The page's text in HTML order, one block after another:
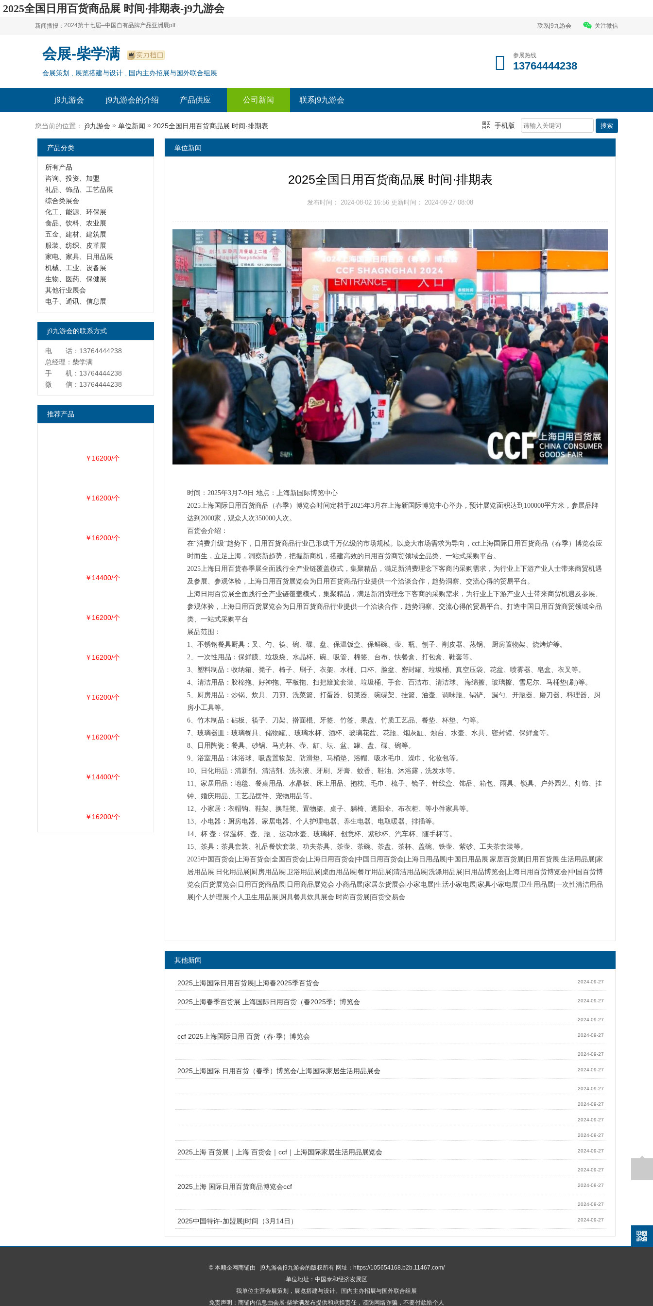
2025全国日用百货商品展 时间·排期表-j9九游会
新闻播报：
2024上海自有品牌展--百货展|食品展 零售展|oem展
2024全球自有--品牌产品亚洲展（plf）
2024上海自有品牌展--2024上海oem 贴牌代加工展
2024第十七届--中国自有品牌产品亚洲展plf
2024全球自有--品牌产品亚洲展（plf）
2024年上海--第17届自有品牌展
联系j9九游会 关注微信
会展-柴学满
会展策划 , 展览搭建与设计 , 国内主办招展与国外联合组展
参展热线
13764444238
j9九游会 j9九游会的介绍 产品供应 公司新闻 联系j9九游会
您当前的位置： j9九游会 » 单位新闻 » 2025全国日用百货商品展 时间·排期表 手机版
单位新闻
2025全国日用百货商品展 时间·排期表
发布时间： 2024-08-02 16:56 更新时间： 2024-09-27 08:08
时间：2025年3月7-9日 地点：上海新国际博览中心
2025上海国际日用百货商品（春季）博览会时间定档于2025年3月在上海新国际博览中心举办，预计展览面积达到100000平方米，参展品牌
达到2000家，观众人次350000人次。
百货会介绍：
在“消费升级”趋势下，日用百货商品行业已形成千万亿级的市场规模。以庞大市场需求为导向，ccf上海国际日用百货商品（春季）博览会应
时而生，立足上海，洞察新趋势，把握新商机，搭建高效的日用百货商贸领域全品类、一站式采购平台。
2025上海日用百货春季展全面践行全产业链覆盖模式，集聚精品，满足新消费理念下客商的采购需求，为行业上下游产业人士带来商贸机遇
及参展、参观体验，上海日用百货展览会为日用百货商品行业提供一个洽谈合作，趋势洞察、交流心得的贸易平台。
上海日用百货展全面践行全产业链覆盖模式，集聚精品，满足新消费理念下客商的采购需求，为行业上下游产业人士带来商贸机遇及参展、
参观体验，上海日用百货展览会为日用百货商品行业提供一个洽谈合作，趋势洞察、交流心得的贸易平台。打造中国日用百货商贸领域全品
类、一站式采购平台
展品范围：
1、不锈钢餐具厨具：叉、勺、筷、碗、碟、盘、保温饭盒、保鲜碗、壶、瓶、刨子、削皮器、蒸锅、 厨房置物架、烧烤炉等。
2、一次性用品：保鲜膜、垃圾袋、水晶杯、碗、吸管、棉签、台布、快餐盒、打包盒、鞋套等。
3、塑料制品：收纳箱、凳子、椅子、刷子、衣架、水桶、口杯、脸盆、密封罐、垃圾桶、真空压袋、花盆、喷雾器、皂盒、衣叉等。
4、清洁用品：胶棉拖、好神拖、平板拖、扫把簸箕套装、垃圾桶、手套、百洁布、清洁球、 海绵擦、玻璃擦、雪尼尔、马桶垫(刷)等。
5、厨房用品：炒锅、炊具、刀剪、洗菜篮、打蛋器、切菜器、碗碟架、挂篮、油壶、调味瓶、锅铲、 漏勺、开瓶器、磨刀器、料理器、厨
房小工具等。
6、竹木制品：砧板、筷子、刀架、擀面棍、牙签、竹签、果盘、竹质工艺品、餐垫、杯垫、勺等。
7、玻璃器皿：玻璃餐具、储物罐,、玻璃水杯、酒杯、玻璃花盆、花瓶、烟灰缸、烛台、水壶、水具、密封罐、保鲜盒等。
8、日用陶瓷：餐具、砂锅、马克杯、壶、缸、坛、盆、罐、盘、碟、碗等。
9、浴室用品：沐浴球、吸盘置物架、防滑垫、马桶垫、浴帽、吸水毛巾、澡巾、化妆包等。
10、日化用品：清新剂、清洁剂、洗衣液、牙刷、牙膏、蚊香、鞋油、沐浴露，洗发水等。
11、家居用品：地毯、餐桌用品、水晶板、床上用品、抱枕、毛巾、梳子、镜子、针线盒、饰品、箱包、雨具、锁具、户外园艺、灯饰、挂
钟、婚庆用品、工艺品摆件、宠物用品等。
12、小家居：衣帽钩、鞋架、换鞋凳、置物架、桌子、躺椅、遮阳伞、布衣柜、等小件家具等。
13、小电器：厨房电器、家居电器、个人护理电器、养生电器、电取暖器、排插等。
14、杯 壶：保温杯、壶、瓶 、运动水壶、玻璃杯、创意杯、紫砂杯、汽车杯、随手杯等。
15、茶具：茶具套装、礼品餐饮套装、功夫茶具、茶壶、茶碗、茶盘、茶杯、盖碗、铁壶、紫砂、工夫茶套装等。
2025中国百货会|上海百货会|全国百货会|上海日用百货会|中国日用百货会|上海日用品展|中国日用品展|家居百货展|日用百货展|生活用品展|家
居用品展|日化用品展|厨房用品展|卫浴用品展|桌面用品展|餐厅用品展|清洁用品展|洗涤用品展|日用品博览会|上海日用百货博览会|中国百货博
览会|百货展览会|日用百货商品展|日用商品展览会|小商品展|家居杂货展会|小家电展|生活小家电展|家具小家电展|卫生用品展|一次性清洁用品
展|个人护理展|个人卫生用品展|厨具餐具炊具展会|时尚百货展|百货交易会
其他新闻
2025上海国际日用百货展|上海春2025季百货会 2024-09-27
2025上海春季百货展 上海国际日用百货（春2025季）博览会 2024-09-27
2024-09-27
ccf 2025上海国际日用 百货（春·季）博览会 2024-09-27
2024-09-27
2025上海国际 日用百货（春季）博览会/上海国际家居生活用品展会 2024-09-27
2024-09-27
2024-09-27
2024-09-27
2024-09-27
2025上海 百货展｜上海 百货会｜ccf｜上海国际家居生活用品展览会 2024-09-27
2024-09-27
2025上海 国际日用百货商品博览会ccf 2024-09-27
2024-09-27
2025中国特许-加盟展|时间（3月14日） 2024-09-27
产品分类
所有产品
咨询、投资、加盟
礼品、饰品、工艺品展
综合类展会
化工、能源、环保展
食品、饮料、农业展
五金、建材、建筑展
服装、纺织、皮革展
家电、家具、日用品展
机械、工业、设备展
生物、医药、保健展
其他行业展会
电子、通讯、信息展
j9九游会的联系方式
电 话：13764444238
总经理：柴学满
手 机：13764444238
微 信：13764444238
推荐产品
￥16200/个
￥16200/个
￥16200/个
￥14400/个
￥16200/个
￥16200/个
￥16200/个
￥16200/个
￥14400/个
￥16200/个
© 本顺企网商铺由 j9九游会j9九游会的版权所有 网址：https://105654168.b2b.11467.com/
单位地址：中国泰和经济发展区
我单位主营会展策划，展览搭建与设计、国内主办招展与国外联合组展
免责声明：商铺内信息由会展-柴学满发布提供和承担责任，谨防网络诈骗，不要付款给个人